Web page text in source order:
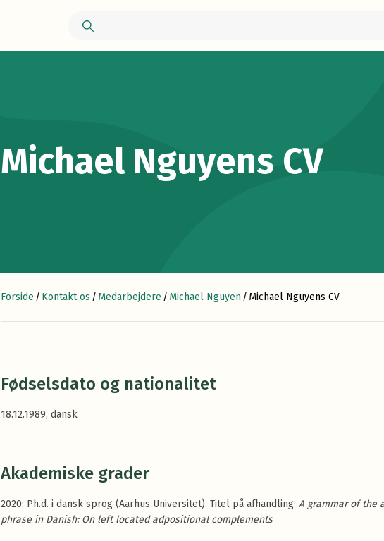
Michael Nguyens CV
Forside / Kontakt os / Medarbejdere / Michael Nguyen / Michael Nguyens CV
Fødselsdato og nationalitet
18.12.1989, dansk
Akademiske grader
2020: Ph.d. i dansk sprog (Aarhus Universitet). Titel på afhandling: A grammar of the
phrase in Danish: On left located adpositional complements